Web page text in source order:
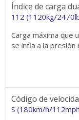
Índice de carga
112 (1120kg/
Carga máxima que
se infla a la presión
Código de
S (180km/h/